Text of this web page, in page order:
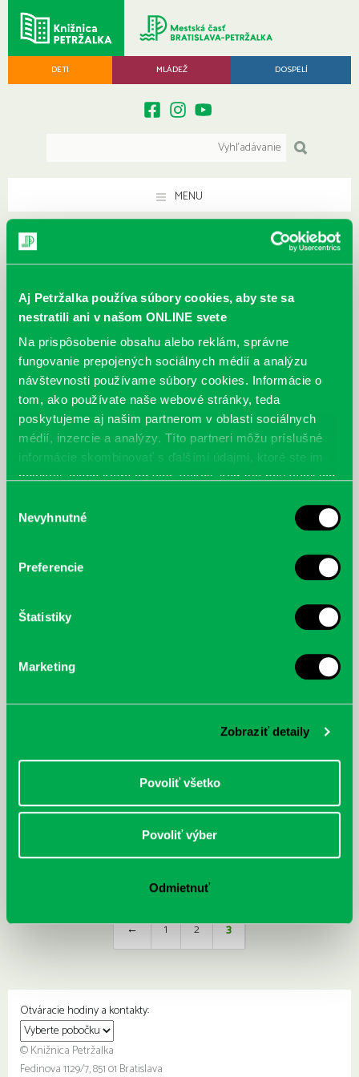
Aj Petržalka používa súbory cookies, aby ste sa
nestratili ani v našom ONLINE svete
Na prispôsobenie obsahu alebo reklám, správne
fungovanie prepojených sociálnych médií a analýzu
návštevnosti používame súbory cookies. Informácie o
tom, ako používate naše webové stránky, teda
poskytujeme aj našim partnerom v oblasti sociálnych
médií, inzercie a analýzy. Títo partneri môžu príslušné
informácie skombinovať s ďalšími údajmi, ktoré ste im
poskytli, alebo ktoré od vás získali, keď ste používali ich
súhlasu
Nevyhnutné
Preferencie
Štatistiky
Marketing
Zobraziť detaily
Povoliť všetko
Povoliť výber
Odmietnuť
DETI MLÁDEŽ DOSPELÍ
MENU
Nové knihy pre máj 2022
postieľky
Široká, Zuzana: Pilot Jonatán a
Gajdošová, Martina: Súrodenci
spolupracujú : ako sa Gregor a
Grétka naučili riešiť konflikty
← 1 2 3
Otváracie hodiny a kontakty:
© Knižnica Petržalka
Fedinova 1129/7, 851 01 Bratislava